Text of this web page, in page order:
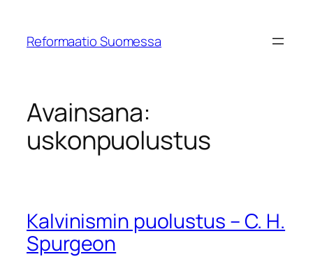
Reformaatio Suomessa
Avainsana:
uskonpuolustus
Kalvinismin puolustus – C. H.
Spurgeon